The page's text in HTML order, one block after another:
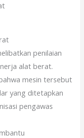
penilaian
alat berat.
mesin tersebut
yang ditetapkan
pengawas